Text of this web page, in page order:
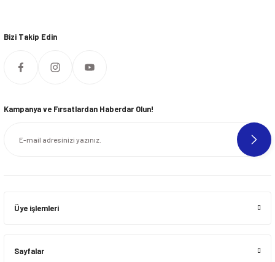
Bizi Takip Edin
Kampanya ve Fırsatlardan Haberdar Olun!
Üye işlemleri
Sayfalar